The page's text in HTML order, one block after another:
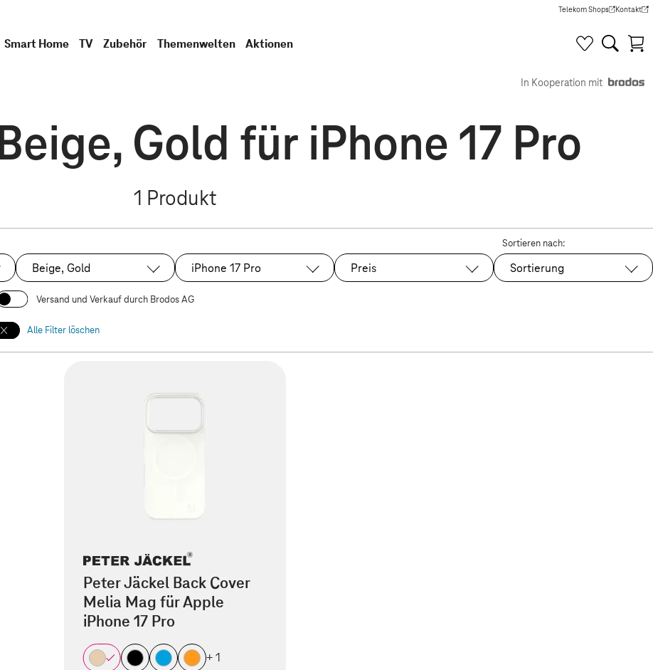
Telekom Shops
(Wird in einem neuen Tab
Kontakt
(Wird in
Smart Home TV Zubehör Themenwelten Aktionen
In Kooperation mit
Gold für iPhone 17 Pro
1 Produkt
Ausgewählt:
Beige, Gold Ausgewählt:
iPhone 17 Pro Preis
Sortieren nach:
Sortierung
Versand und Verkauf durch Brodos AG
Alle Filter löschen
Peter Jäckel Back Cover
Melia Mag für Apple
iPhone 17 Pro
+ 1